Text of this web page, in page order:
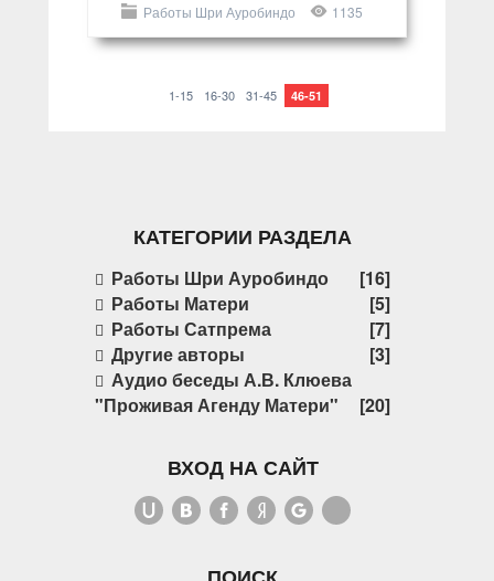
Работы Шри Ауробиндо 1135
1-15 16-30 31-45 46-51
КАТЕГОРИИ РАЗДЕЛА
Работы Шри Ауробиндо
[16]
Работы Матери
[5]
Работы Сатпрема
[7]
Другие авторы
[3]
Аудио беседы А.В. Клюева
"Проживая Агенду Матери"
[20]
ВХОД НА САЙТ